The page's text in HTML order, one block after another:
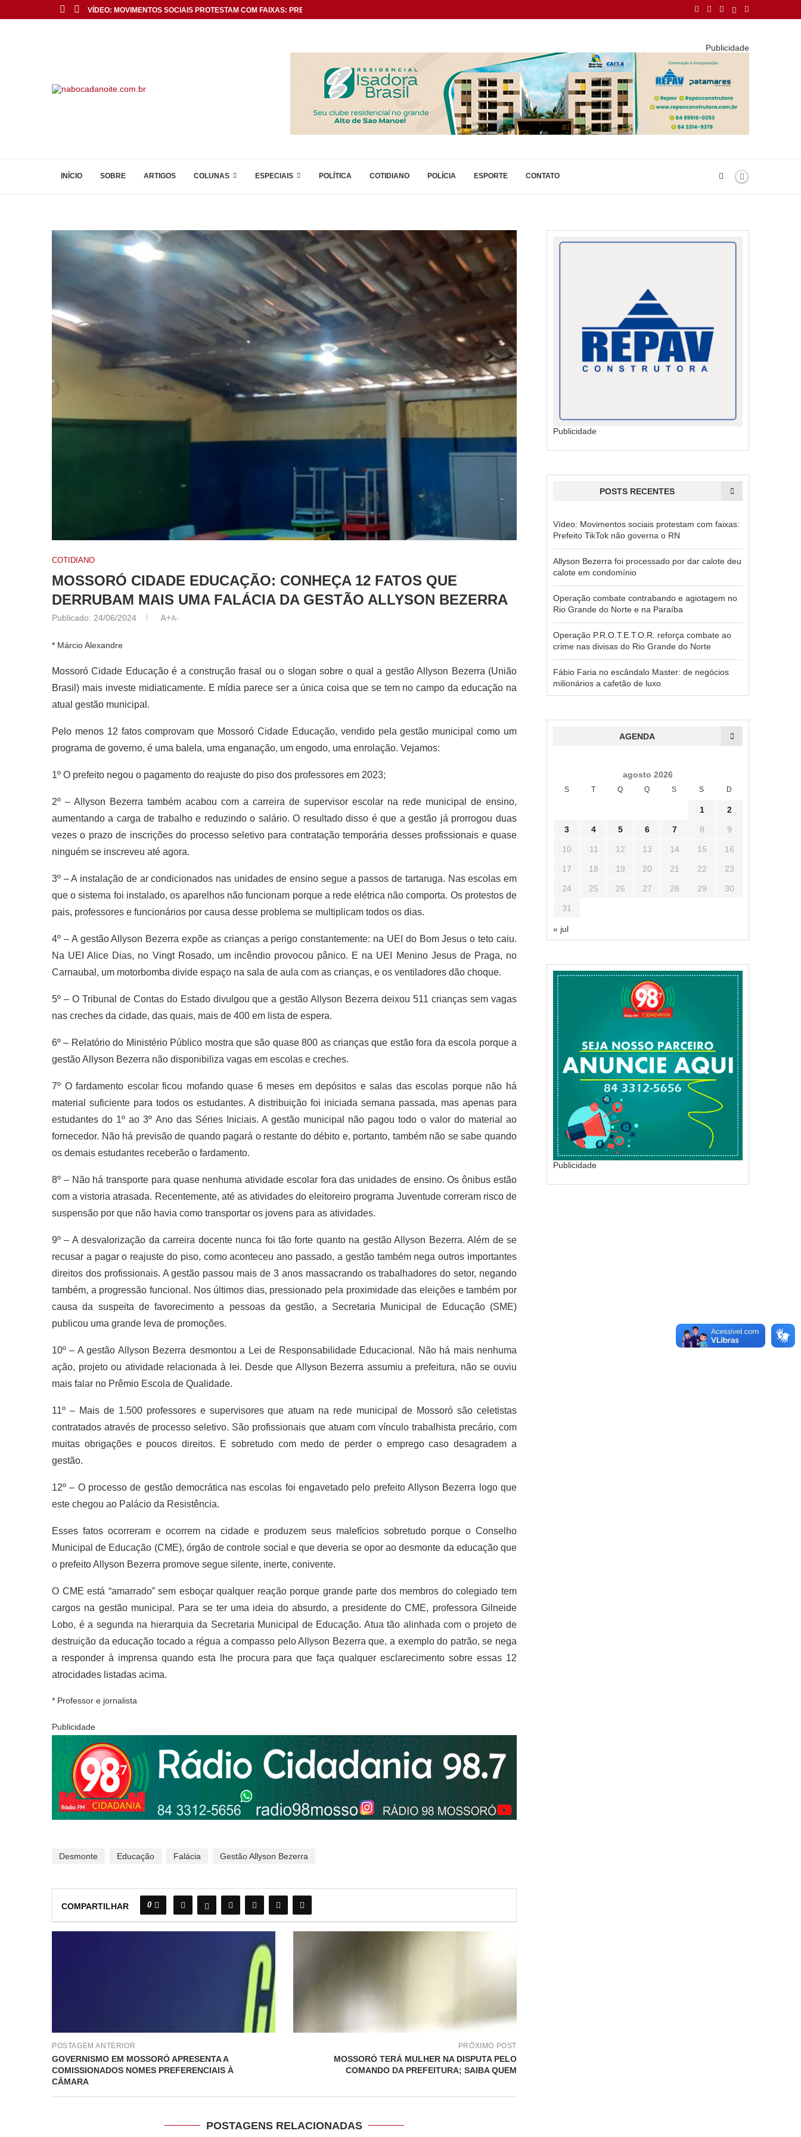
VÍDEO: MOVIMENTOS SOCIAIS PROTESTAM COM FAIXAS: PREFEITO TIKTOK...
Publicidade
INÍCIO SOBRE ARTIGOS COLUNAS ESPECIAIS POLÍTICA COTIDIANO POLÍCIA ESPORTE CONTATO
COTIDIANO
MOSSORÓ CIDADE EDUCAÇÃO: CONHEÇA 12 FATOS QUE
DERRUBAM MAIS UMA FALÁCIA DA GESTÃO ALLYSON BEZERRA
Publicado: 24/06/2024 A+A-
* Márcio Alexandre
Mossoró Cidade Educação é a construção frasal ou o slogan sobre o qual a gestão Allyson Bezerra (União
Brasil) mais investe midiaticamente. E mídia parece ser a única coisa que se tem no campo da educação na
atual gestão municipal.
Pelo menos 12 fatos comprovam que Mossoró Cidade Educação, vendido pela gestão municipal como um
programa de governo, é uma balela, uma enganação, um engodo, uma enrolação. Vejamos:
1º O prefeito negou o pagamento do reajuste do piso dos professores em 2023;
2º – Allyson Bezerra também acabou com a carreira de supervisor escolar na rede municipal de ensino,
aumentando a carga de trabalho e reduzindo o salário. O resultado disso é que a gestão já prorrogou duas
vezes o prazo de inscrições do processo seletivo para contratação temporária desses profissionais e quase
ninguém se inscreveu até agora.
3º – A instalação de ar condicionados nas unidades de ensino segue a passos de tartaruga. Nas escolas em
que o sistema foi instalado, os aparelhos não funcionam porque a rede elétrica não comporta. Os protestos de
pais, professores e funcionários por causa desse problema se multiplicam todos os dias.
4º – A gestão Allyson Bezerra expõe as crianças a perigo constantemente: na UEI do Bom Jesus o teto caiu.
Na UEI Alice Dias, no Vingt Rosado, um incêndio provocou pânico. E na UEI Menino Jesus de Praga, no
Carnaubal, um motorbomba divide espaço na sala de aula com as crianças, e os ventiladores dão choque.
5º – O Tribunal de Contas do Estado divulgou que a gestão Allyson Bezerra deixou 511 crianças sem vagas
nas creches da cidade, das quais, mais de 400 em lista de espera.
6º – Relatório do Ministério Público mostra que são quase 800 as crianças que estão fora da escola porque a
gestão Allyson Bezerra não disponibiliza vagas em escolas e creches.
7º O fardamento escolar ficou mofando quase 6 meses em depósitos e salas das escolas porque não há
material suficiente para todos os estudantes. A distribuição foi iniciada semana passada, mas apenas para
estudantes do 1º ao 3º Ano das Séries Iniciais. A gestão municipal não pagou todo o valor do material ao
fornecedor. Não há previsão de quando pagará o restante do débito e, portanto, também não se sabe quando
os demais estudantes receberão o fardamento.
8º – Não há transporte para quase nenhuma atividade escolar fora das unidades de ensino. Os ônibus estão
com a vistoria atrasada. Recentemente, até as atividades do eleitoreiro programa Juventude correram risco de
suspensão por que não havia como transportar os jovens para as atividades.
9º – A desvalorização da carreira docente nunca foi tão forte quanto na gestão Allyson Bezerra. Além de se
recusar a pagar o reajuste do piso, como aconteceu ano passado, a gestão também nega outros importantes
direitos dos profissionais. A gestão passou mais de 3 anos massacrando os trabalhadores do setor, negando
também, a progressão funcional. Nos últimos dias, pressionado pela proximidade das eleições e também por
causa da suspeita de favorecimento a pessoas da gestão, a Secretaria Municipal de Educação (SME)
publicou uma grande leva de promoções.
10º – A gestão Allyson Bezerra desmontou a Lei de Responsabilidade Educacional. Não há mais nenhuma
ação, projeto ou atividade relacionada à lei. Desde que Allyson Bezerra assumiu a prefeitura, não se ouviu
mais falar no Prêmio Escola de Qualidade.
11º – Mais de 1.500 professores e supervisores que atuam na rede municipal de Mossoró são celetistas
contratados através de processo seletivo. São profissionais que atuam com vínculo trabalhista precário, com
muitas obrigações e poucos direitos. E sobretudo com medo de perder o emprego caso desagradem a
gestão.
12º – O processo de gestão democrática nas escolas foi engavetado pelo prefeito Allyson Bezerra logo que
este chegou ao Palácio da Resistência.
Esses fatos ocorreram e ocorrem na cidade e produzem seus malefícios sobretudo porque o Conselho
Municipal de Educação (CME), órgão de controle social e que deveria se opor ao desmonte da educação que
o prefeito Allyson Bezerra promove segue silente, inerte, conivente.
O CME está “amarrado” sem esboçar qualquer reação porque grande parte dos membros do colegiado tem
cargos na gestão municipal. Para se ter uma ideia do absurdo, a presidente do CME, professora Gilneide
Lobo, é a segunda na hierarquia da Secretaria Municipal de Educação. Atua tão alinhada com o projeto de
destruição da educação tocado a régua a compasso pelo Allyson Bezerra que, a exemplo do patrão, se nega
a responder à imprensa quando esta lhe procura para que faça qualquer esclarecimento sobre essas 12
atrocidades listadas acima.
* Professor e jornalista
Publicidade
Desmonte Educação Falácia Gestão Allyson Bezerra
COMPARTILHAR 0
POSTAGEM ANTERIOR
GOVERNISMO EM MOSSORÓ APRESENTA A
COMISSIONADOS NOMES PREFERENCIAIS À
CÂMARA
PRÓXIMO POST
MOSSORÓ TERÁ MULHER NA DISPUTA PELO
COMANDO DA PREFEITURA; SAIBA QUEM
POSTAGENS RELACIONADAS
Publicidade
POSTS RECENTES
Vídeo: Movimentos sociais protestam com faixas:
Prefeito TikTok não governa o RN
Allyson Bezerra foi processado por dar calote deu
calote em condomínio
Operação combate contrabando e agiotagem no
Rio Grande do Norte e na Paraíba
Operação P.R.O.T.E.T.O.R. reforça combate ao
crime nas divisas do Rio Grande do Norte
Fábio Faria no escândalo Master: de negócios
milionários a cafetão de luxo
AGENDA
agosto 2026
S T Q Q S S D
1 2
3 4 5 6 7 8 9
10 11 12 13 14 15 16
17 18 19 20 21 22 23
24 25 26 27 28 29 30
31
« jul
Publicidade